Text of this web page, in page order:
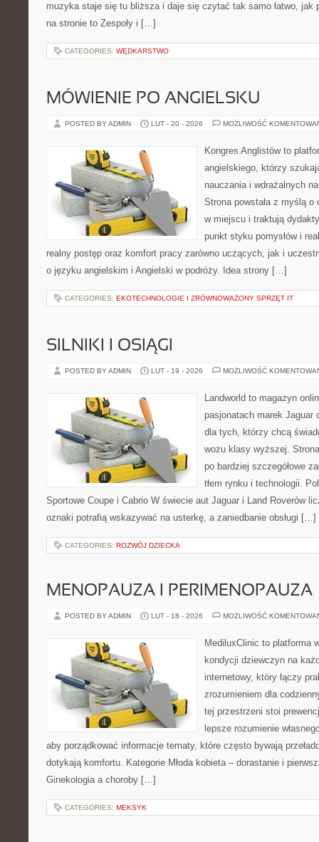
muzyka staje się tu bliższa i daje się czytać tak samo łatwo, jak
na stronie to Zespoły i […]
CATEGORIES: WĘDKARSTWO
MÓWIENIE PO ANGIELSKU
POSTED BY ADMIN LUT - 20 - 2026 MOŻLIWOŚĆ
Kongres Anglistów to
angielskiego, którzy
nauczania i wdrażalnych
Strona powstała z myślą
w miejscu i traktują
punkt styku pomysłów i
realny postęp oraz komfort pracy zarówno uczących, jak i
o języku angielskim i Angielski w podróży. Idea strony […]
CATEGORIES: EKOTECHNOLOGIE I ZRÓWNOWAŻONY SPRZĘT IT
SILNIKI I OSIĄGI
POSTED BY ADMIN LUT - 19 - 2026 MOŻLIWOŚĆ
Landworld to magazyn
pasjonatach marek Jaguar
dla tych, którzy chcą
wozu klasy wyższej.
po bardziej szczegółowe
tłem rynku i technologii.
Sportowe Coupe i Cabrio W świecie aut Jaguar i Land Roverów
oznaki potrafią wskazywać na usterkę, a zaniedbanie obsługi […]
CATEGORIES: ROZWÓJ DZIECKA
MENOPAUZA I PERIMENOPAUZA
POSTED BY ADMIN LUT - 18 - 2026 MOŻLIWOŚĆ
MediluxClinic to platforma
kondycji dziewczyn na
internetowy, który łączy
zrozumieniem dla
tej przestrzeni stoi
lepsze rozumienie
aby porządkować informacje tematy, które często bywają
dotykają komfortu. Kategorie Młoda kobieta – dorastanie i
Ginekologia a choroby […]
CATEGORIES: MEKSYK